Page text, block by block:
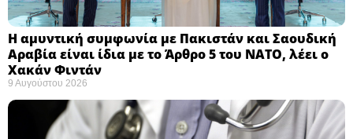
Η αμυντική συμφωνία με Πακιστάν και Σαουδική
Αραβία είναι ίδια με το Άρθρο 5 του ΝΑΤΟ, λέει ο
Χακάν Φιντάν ​
9 Αυγούστου 2026